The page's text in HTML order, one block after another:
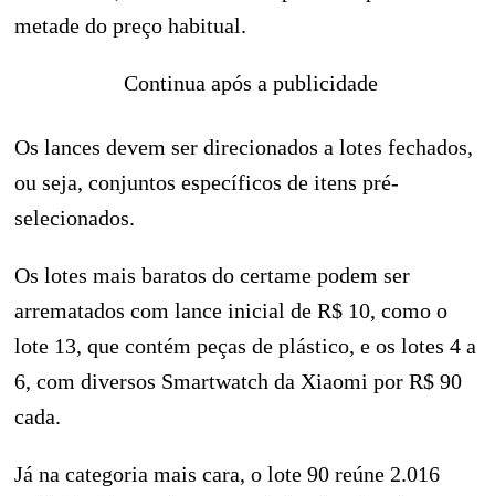
metade do preço habitual.
Continua após a publicidade
Os lances devem ser direcionados a lotes fechados,
ou seja, conjuntos específicos de itens pré-
selecionados.
Os lotes mais baratos do certame podem ser
arrematados com lance inicial de R$ 10, como o
lote 13, que contém peças de plástico, e os lotes 4 a
6, com diversos Smartwatch da Xiaomi por R$ 90
cada.
Já na categoria mais cara, o lote 90 reúne 2.016